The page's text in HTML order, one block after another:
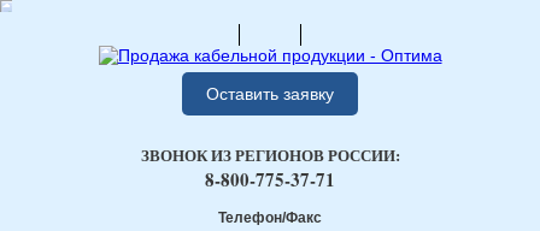
Оставить заявку
Телефон/Факс
ЗВОНОК ИЗ РЕГИОНОВ РОССИИ:
8-800-775-37-71